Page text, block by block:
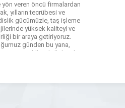
yön veren öncü firmalardan
yılların tecrübesi ve
gücümüzle, taş işleme
yüksek kaliteyi ve
bir araya getiriyoruz.
günden bu yana,
granit ve diğer doğal taşların
Mermer makineleri